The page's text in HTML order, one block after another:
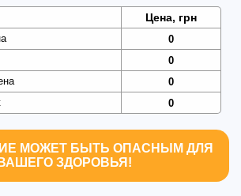
Цена, грн
0
0
0
0
МОЖЕТ БЫТЬ ОПАСНЫМ ДЛЯ
ВАШЕГО ЗДОРОВЬЯ!